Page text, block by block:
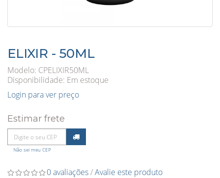
ELIXIR - 50ML
Modelo: CPELIXIR50ML
Disponibilidade: Em estoque
Login para ver preço
Estimar frete
Não sei meu CEP
0 avaliações/Avalie este produto